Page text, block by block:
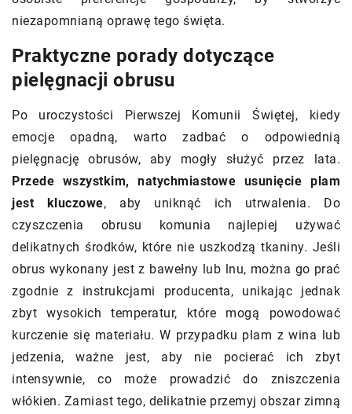
niezapomnianą oprawę tego święta.
Praktyczne porady dotyczące
pielęgnacji obrusu
Po uroczystości Pierwszej Komunii Świętej, kiedy
emocje opadną, warto zadbać o odpowiednią
pielęgnację obrusów, aby mogły służyć przez lata.
Przede wszystkim, natychmiastowe usunięcie plam
jest kluczowe, aby uniknąć ich utrwalenia. Do
czyszczenia obrusu komunia najlepiej używać
delikatnych środków, które nie uszkodzą tkaniny. Jeśli
obrus wykonany jest z bawełny lub lnu, można go prać
zgodnie z instrukcjami producenta, unikając jednak
zbyt wysokich temperatur, które mogą powodować
kurczenie się materiału. W przypadku plam z wina lub
jedzenia, ważne jest, aby nie pocierać ich zbyt
intensywnie, co może prowadzić do zniszczenia
włókien. Zamiast tego, delikatnie przemyj obszar zimną